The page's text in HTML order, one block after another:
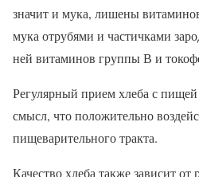
значит и мука, лишены
мука отрубями и частичками
ней витаминов группы В и
Регулярный прием хлеба с
смысл, что положительно
пищеварительного тракта.
Качество хлеба также зависит